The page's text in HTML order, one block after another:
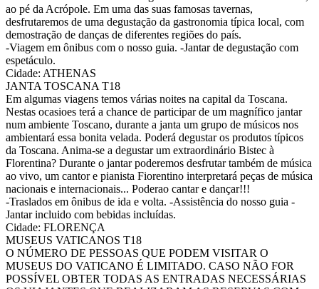
ao pé da Acrópole. Em uma das suas famosas tavernas,
desfrutaremos de uma degustação da gastronomia típica local, com
demostração de danças de diferentes regiões do país.
-Viagem em ônibus com o nosso guia. -Jantar de degustação com
espetáculo.
Cidade: ATHENAS
JANTA TOSCANA T18
Em algumas viagens temos várias noites na capital da Toscana.
Nestas ocasioes terá a chance de participar de um magnífico jantar
num ambiente Toscano, durante a janta um grupo de músicos nos
ambientará essa bonita velada. Poderá degustar os produtos típicos
da Toscana. Anima-se a degustar um extraordinário Bistec à
Florentina? Durante o jantar poderemos desfrutar também de música
ao vivo, um cantor e pianista Fiorentino interpretará peças de música
nacionais e internacionais... Poderao cantar e dançar!!!
-Traslados em ônibus de ida e volta. -Assistência do nosso guia -
Jantar incluido com bebidas incluídas.
Cidade: FLORENÇA
MUSEUS VATICANOS T18
O NÚMERO DE PESSOAS QUE PODEM VISITAR O
MUSEUS DO VATICANO É LIMITADO. CASO NÃO FOR
POSSÍVEL OBTER TODAS AS ENTRADAS NECESSÁRIAS